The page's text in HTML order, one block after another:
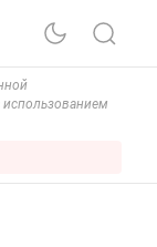
использованием